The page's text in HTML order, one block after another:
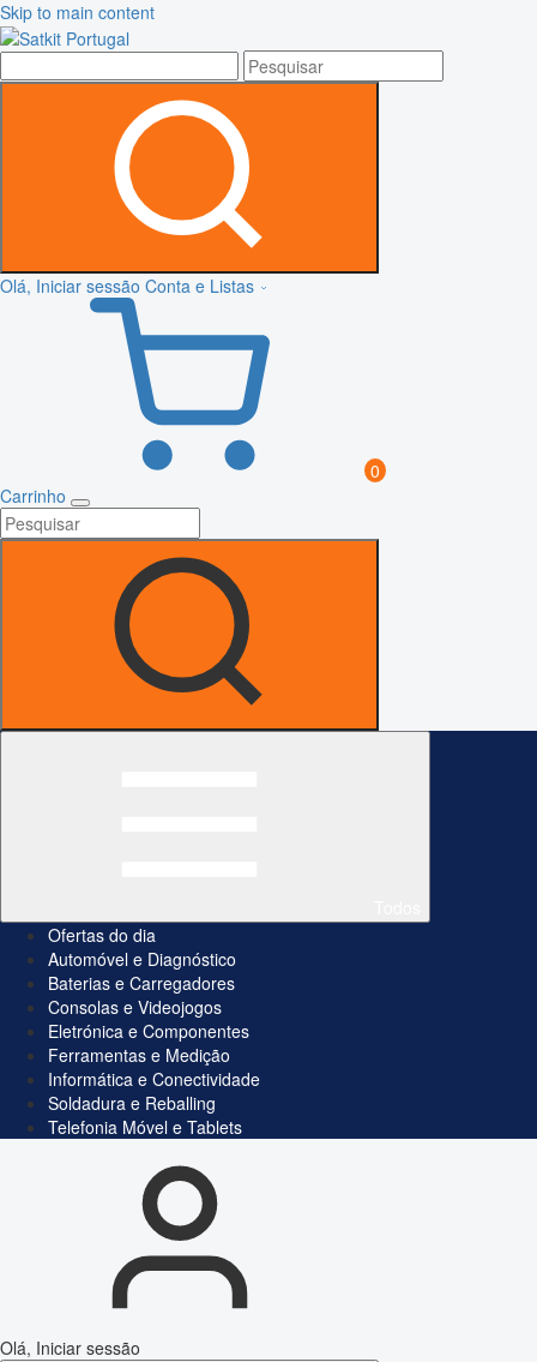
Skip to main content
Olá, Iniciar sessão Conta e Listas
0
Carrinho
Ofertas do dia
Automóvel e Diagnóstico
Baterias e Carregadores
Consolas e Videojogos
Eletrónica e Componentes
Ferramentas e Medição
Informática e Conectividade
Soldadura e Reballing
Telefonia Móvel e Tablets
Olá, Iniciar sessão